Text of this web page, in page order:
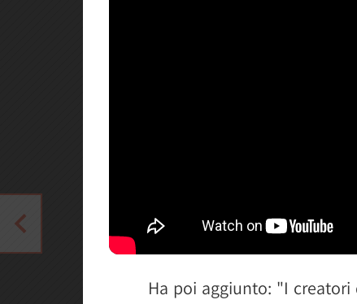
Ha poi aggiunto: "I creatori